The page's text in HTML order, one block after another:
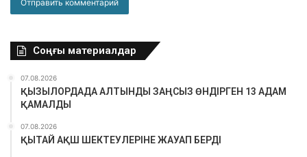
Соңғы материалдар
07.08.2026
ҚЫЗЫЛОРДАДА АЛТЫНДЫ ЗАҢСЫЗ ӨНДІРГЕН 13 АДАМ
ҚАМАЛДЫ
07.08.2026
ҚЫТАЙ АҚШ ШЕКТЕУЛЕРІНЕ ЖАУАП БЕРДІ